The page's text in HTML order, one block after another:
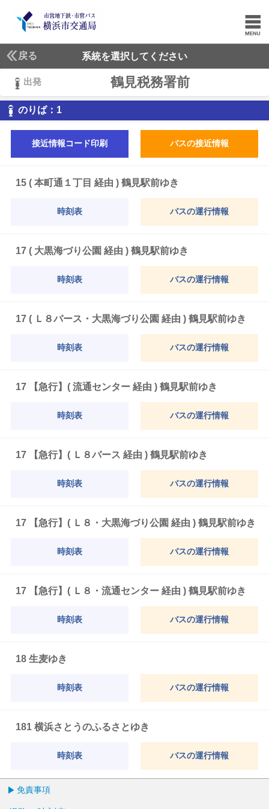
戻る 系統を選択してください
出発 鶴見税務署前
のりば： 1
接近情報コード印刷 バスの接近情報
15 ( 本町通１丁目 経由 ) 鶴見駅前ゆき
時刻表 バスの運行情報
17 ( 大黒海づり公園 経由 ) 鶴見駅前ゆき
時刻表 バスの運行情報
17 ( Ｌ８バース・大黒海づり公園 経由 ) 鶴見駅前ゆき
時刻表 バスの運行情報
17 【急行】( 流通センター 経由 ) 鶴見駅前ゆき
時刻表 バスの運行情報
17 【急行】( Ｌ８バース 経由 ) 鶴見駅前ゆき
時刻表 バスの運行情報
17 【急行】( Ｌ８・大黒海づり公園 経由 ) 鶴見駅前ゆき
時刻表 バスの運行情報
17 【急行】( Ｌ８・流通センター 経由 ) 鶴見駅前ゆき
時刻表 バスの運行情報
18 生麦ゆき
時刻表 バスの運行情報
181 横浜さとうのふるさとゆき
時刻表 バスの運行情報
免責事項